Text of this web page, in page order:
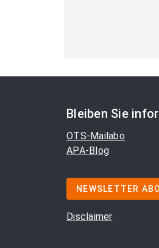
Bleiben Sie
OTS-Mailabo
APA-Blog
NEWSLETTER
Disclaimer